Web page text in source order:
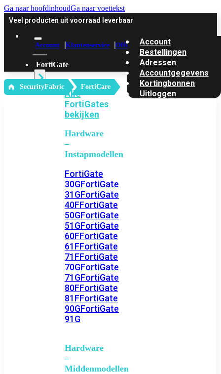
Ga naar hoofdinhoudGa naar voettekst
Veel producten uit voorraad leverbaar
Account Klantenservice Offerte
FortiGate
Alle
FortiGates
bekijken
Hardware
–
Instapmodellen
FortiGate
30GFortiGate
31GFortiGate
40FFortiGate
50GFortiGate
51GFortiGate
60FFortiGate
61FFortiGate
71FFortiGate
70GFortiGate
71GFortiGate
80FFortiGate
81FFortiGate
90GFortiGate
91G
Hardware
–
Middenmodellen
Account
Bestellingen
Adressen
Accountgegevens
Kortingbonnen
Uitloggen
‎ SecurityFabric FortiCare